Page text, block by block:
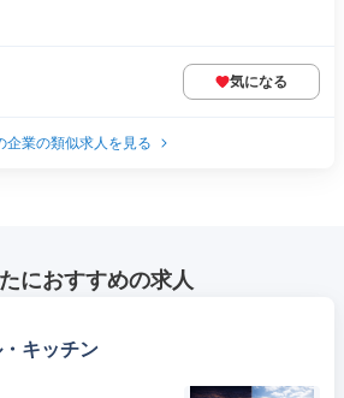
気になる
企業の類似求人を見る
におすすめの求人
キッチン